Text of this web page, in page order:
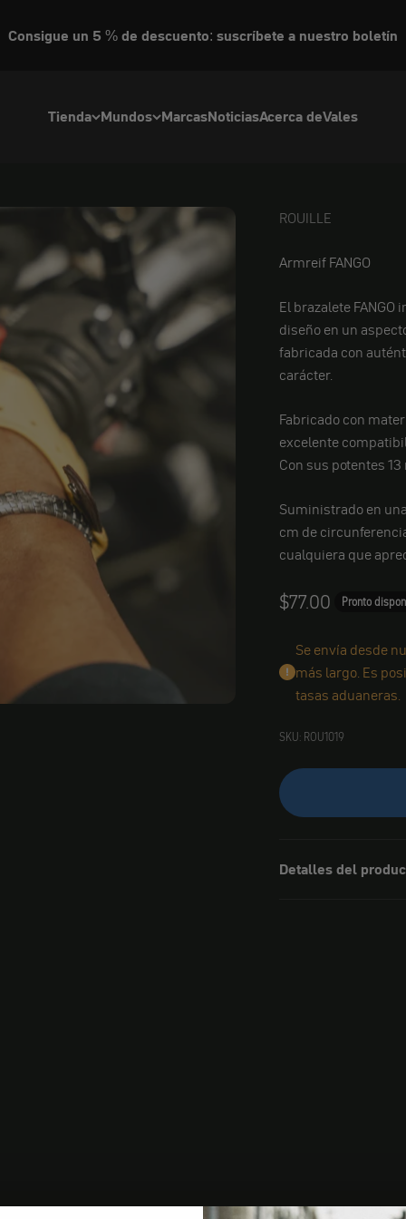
Consigue un 5 % de descuento: suscríbete a nuestro boletín
Tienda Mundos MarcasNoticiasAcerca deVales
ROUILLE
ROUILLE
Armreif FANGO
El brazalete
diseño en un
fabricada con
carácter.
Fabricado con
excelente
Con sus potentes
Suministrado en
cm de
cualquiera que
Angebot
$77.00 Pronto
Se envía desde
más largo. Es
tasas aduaneras.
SKU: ROU1019
Detalles del